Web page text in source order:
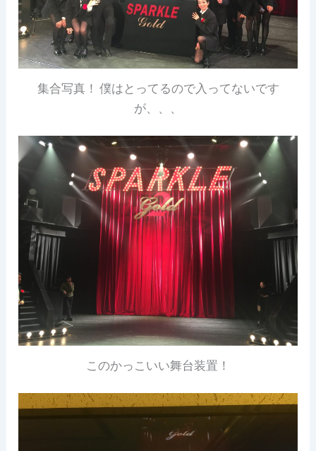
集合写真！ 僕はとってるので入ってないです
が、、、
このかっこいい舞台装置！